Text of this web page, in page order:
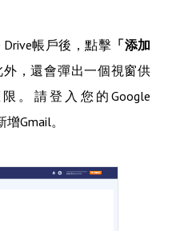
帳戶後，點擊 「添加
外，還會彈出一個視窗供
。請登入您的Google
Gmail。